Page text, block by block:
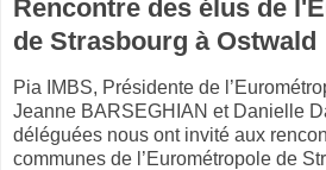
Rencontre des élus de
de Strasbourg à Ostwald
Pia IMBS, Présidente de
Jeanne BARSEGHIAN et Danielle
déléguées nous ont invité aux
communes de l’Eurométropole de